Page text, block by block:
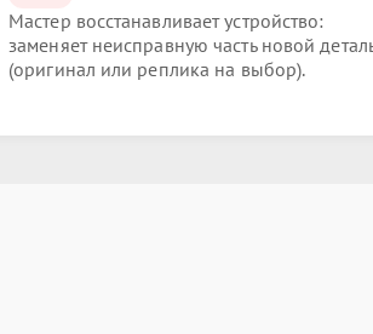
Мастер восстанавливает устройство:
заменяет неисправную часть новой
(оригинал или реплика на выбор).